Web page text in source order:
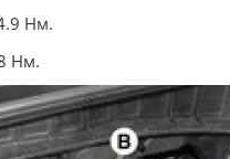
Нм.
Нм.